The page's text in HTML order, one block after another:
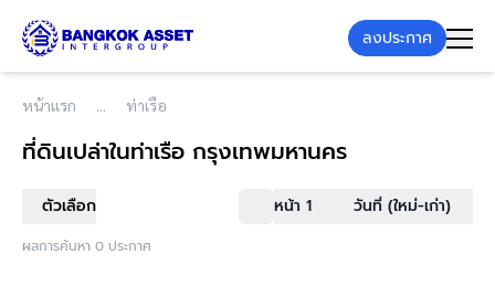
ลงประกาศ
หน้าแรก ท่าเรือ
ที่ดินเปล่าในท่าเรือ กรุงเทพมหานคร
ตัวเลือก หน้า 1 วันที่ (ใหม่-เก่า)
ผลการค้นหา 0 ประกาศ